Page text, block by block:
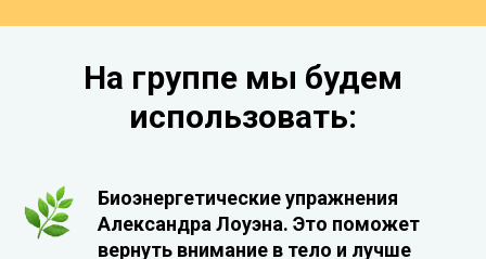
На группе мы будем
использовать:
Биоэнергетические упражнения
Александра Лоуэна. Это поможет
вернуть внимание в тело и лучше